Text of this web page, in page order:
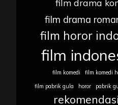
film drama
film drama
film horor
film
film komedi
film komedi
film pabrik gula
horor pabrik